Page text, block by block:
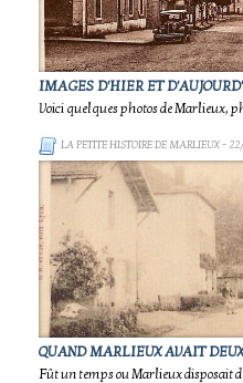
IMAGES D'HIER ET
Voici quelques photos de Marlieux,
LA PETITE HISTOIRE DE MARLIEUX-
QUAND MARLIEUX AVAIT
Fût un temps ou Marlieux disposait